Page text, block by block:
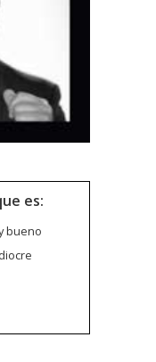
es:
bueno